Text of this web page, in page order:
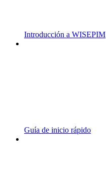
Introducción a WISEPIM
Guía de inicio rápido